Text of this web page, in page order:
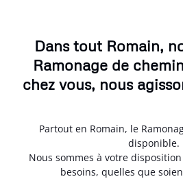
Dans tout Romain,
Ramonage de
chez vous, nous
Partout en Romain, le
disponible.
Nous sommes à votre
besoins, quelles que